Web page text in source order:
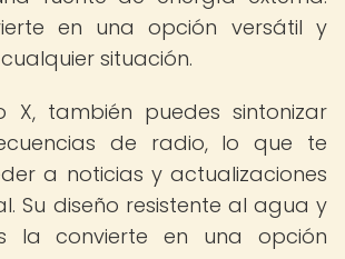
en una opción versátil y
situación.
X, también puedes sintonizar
de radio, lo que te
a noticias y actualizaciones
Su diseño resistente al agua y
la convierte en una opción